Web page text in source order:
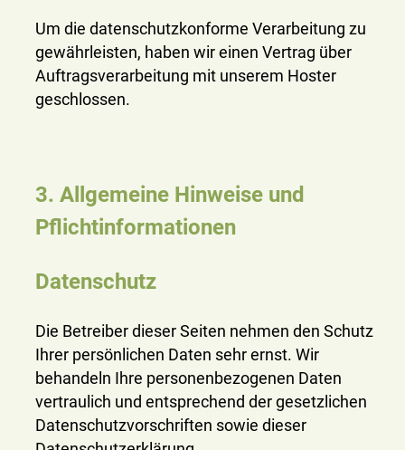
Um die datenschutzkonforme Verarbeitung zu
gewährleisten, haben wir einen Vertrag über
Auftragsverarbeitung mit unserem Hoster
geschlossen.
3. Allgemeine Hinweise und
Pflichtinformationen
Datenschutz
Die Betreiber dieser Seiten nehmen den Schutz
Ihrer persönlichen Daten sehr ernst. Wir
behandeln Ihre personenbezogenen Daten
vertraulich und entsprechend der gesetzlichen
Datenschutzvorschriften sowie dieser